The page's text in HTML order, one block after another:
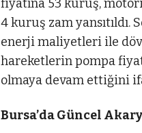
fiyatına 53 kuruş,
4 kuruş zam yansıtıldı.
enerji maliyetleri ile
hareketlerin pompa
olmaya devam ettiğini
Bursa’da Güncel